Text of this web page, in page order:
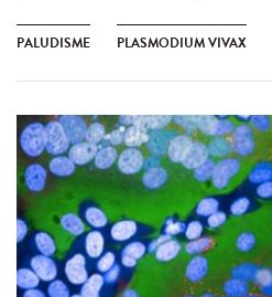
PALUDISME PLASMODIUM VIVAX